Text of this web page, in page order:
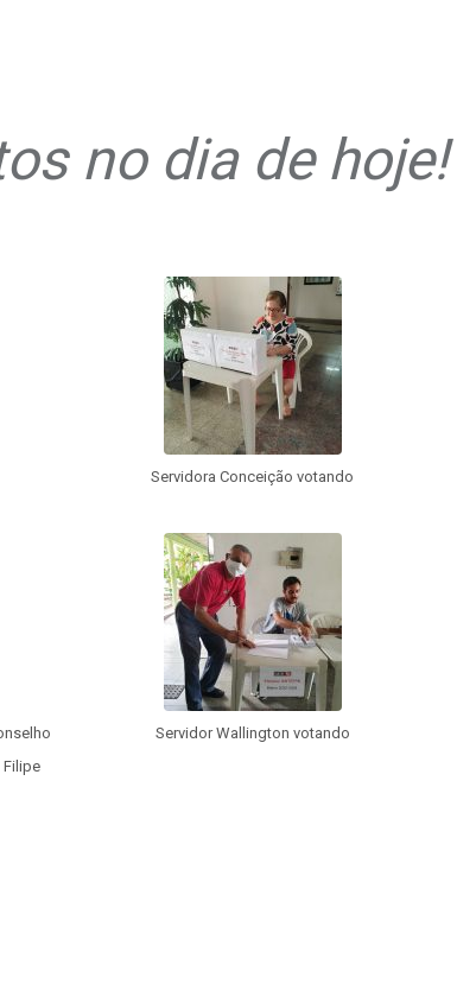
no dia de hoje!
Servidora Conceição votando
Servidor Wallington votando